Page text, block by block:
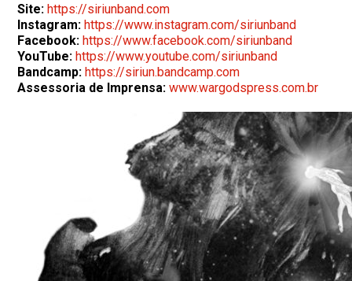
Site:https://siriunband.com
Instagram:https://www.instagram.com/siriunband
Facebook:https://www.facebook.com/siriunband
YouTube:https://www.youtube.com/siriunband
Bandcamp:https://siriun.bandcamp.com
Assessoria de Imprensa:www.wargodspress.com.br